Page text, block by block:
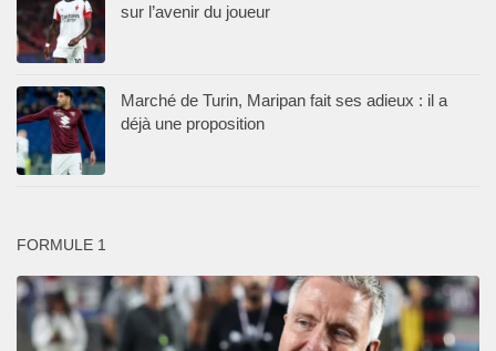
sur l’avenir du joueur
Marché de Turin, Maripan fait ses adieux : il a
déjà une proposition
FORMULE 1